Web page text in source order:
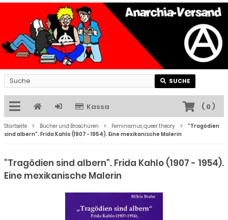
SUCHE
Kassa ( 0)
Startseite Bücher und Broschüren Feminismus, queer theory
"Tragödien
sind albern". Frida Kahlo (1907 - 1954). Eine mexikanische Malerin
"Tragödien sind albern". Frida Kahlo (1907 - 1954).
Eine mexikanische Malerin